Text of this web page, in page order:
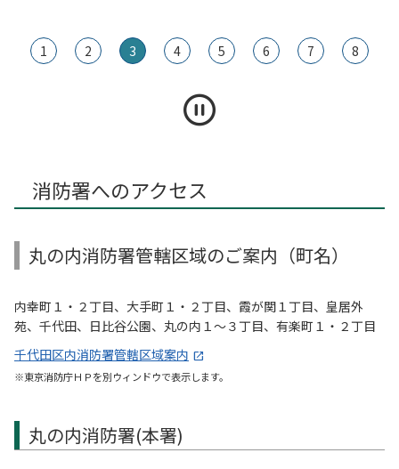
1 2 3 4 5 6 7 8
消防署へのアクセス
丸の内消防署管轄区域のご案内（町名）
内幸町１・２丁目、大手町１・２丁目、霞が関１丁目、皇居外
苑、千代田、日比谷公園、丸の内１～３丁目、有楽町１・２丁目
千代田区内消防署管轄区域案内
※東京消防庁ＨＰを別ウィンドウで表示します。
丸の内消防署(本署)